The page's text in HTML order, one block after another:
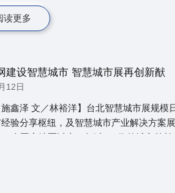
读更多
建设智慧城市 智慧城市展再创新猷
12日
施鑫泽 文／林裕洋】台北智慧城市展规
验分享枢纽，及智慧城市产业解决方案
33个国家地区以上，超过120位的城市首长